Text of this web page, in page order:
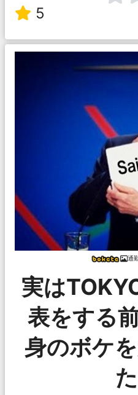
5
通
実は
表をする
身のボケ
た